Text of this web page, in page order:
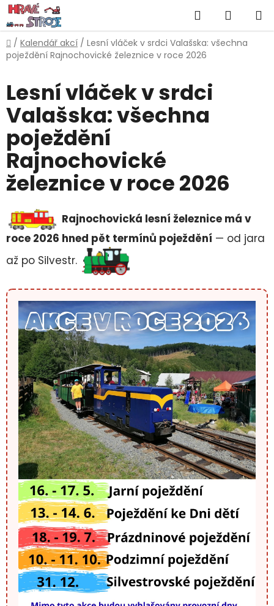
Přejít
na
obsah
Hledat
KOŠÍK
Domů
/ Kalendář akcí / Lesní vláček v srdci Valašska: všechna
poježdění Rajnochovické železnice v roce 2026
Lesní vláček v srdci
Valašska: všechna
poježdění
Rajnochovické
železnice v roce 2026
Rajnochovická lesní železnice má v
roce 2026 hned pět termínů poježdění — od jara
až po Silvestr.